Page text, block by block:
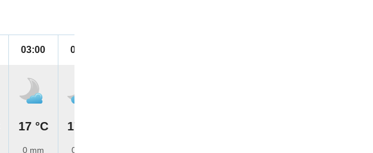
03:00
17 °C
0 mm
04:00
17 °C
0 mm